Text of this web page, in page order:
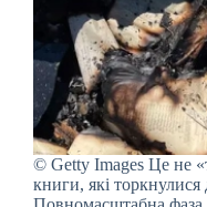
© Getty Images Це не
книги, які